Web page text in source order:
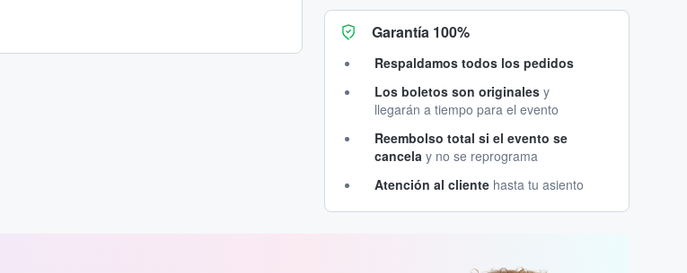
Garantía 100%
Respaldamos todos los pedidos
Los boletos son originales y
llegarán a tiempo para el evento
Reembolso total si el evento se
cancela y no se reprograma
Atención al cliente hasta tu asiento